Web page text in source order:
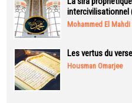
intercivilisationnel
Mohammed El
Les vertus du
Housman Omarjee